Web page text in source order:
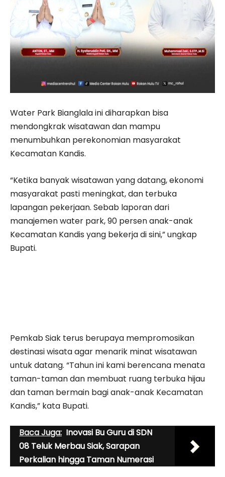
Water Park Bianglala ini diharapkan bisa
mendongkrak wisatawan dan mampu
menumbuhkan perekonomian masyarakat
Kecamatan Kandis.
“Ketika banyak wisatawan yang datang, ekonomi
masyarakat pasti meningkat, dan terbuka
lapangan pekerjaan. Sebab laporan dari
manajemen water park, 90 persen anak-anak
Kecamatan Kandis yang bekerja di sini,” ungkap
Bupati.
Pemkab Siak terus berupaya mempromosikan
destinasi wisata agar menarik minat wisatawan
untuk datang. “Tahun ini kami berencana menata
taman-taman dan membuat ruang terbuka hijau
dan taman bermain bagi anak-anak Kecamatan
Kandis,” kata Bupati.
Baca Juga: Inovasi Bu Guru di SDN
08 Teluk Merbau Siak, Sarapan
Perkalian hingga Taman Numerasi